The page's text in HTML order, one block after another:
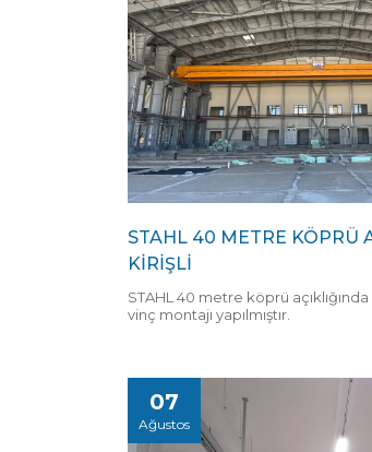
STAHL 40 METRE KÖPRÜ
KİRİŞLİ
STAHL 40 metre köprü
vinç montajı yapılmıştır.
07
Ağustos